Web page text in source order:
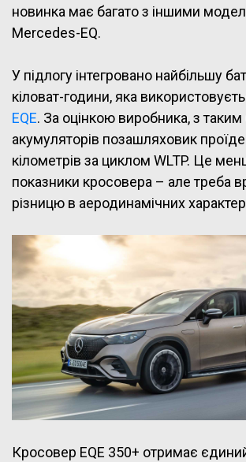
новинка має багато з іншими
Mercedes-EQ.
У підлогу інтегровано найбільшу
кіловат-години, яка
EQE. За оцінкою виробника, з
акумуляторів позашляховик
кілометрів за циклом WLTP. Це
показники кросовера – але треба
різницю в аеродинамічних
Кросовер EQE 350+ отримає